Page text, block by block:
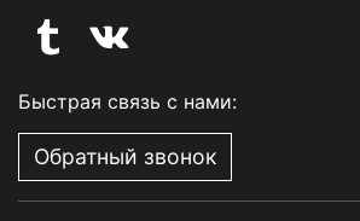
Быстрая связь с нами:
Обратный звонок